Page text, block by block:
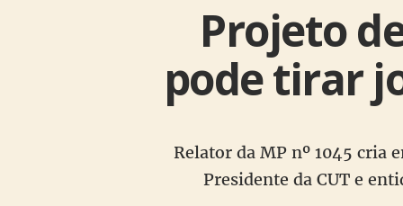
Projeto
pode tirar
Relator da MP nº 1045 cria
Presidente da CUT e